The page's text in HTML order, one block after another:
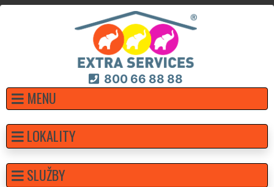
800 66 88 88
MENU
LOKALITY
SLUŽBY